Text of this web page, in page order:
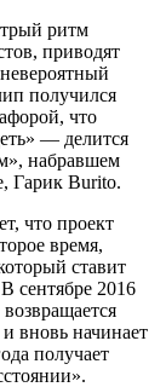
ритм
приводят
получился
что
— делится
набравшем
Гарик Burito.
что проект
время,
ставит
сентябре 2016
вновь начинает
получает